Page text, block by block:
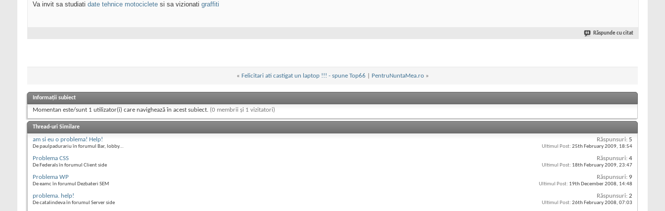
Va invit sa studiati date tehnice motociclete si sa vizionati graffiti
Răspunde cu citat
« Felicitari ati castigat un laptop !!! - spune Top66 PentruNuntaMea.ro »
Informații subiect
Momentan este/sunt 1 utilizator(i) care navighează în acest subiect. (0 membrii și 1 vizitatori)
Thread-uri Similare
am si eu o problema! Help!
De paulpadurariu în forumul Bar, lobby...
Răspunsuri: 5
Ultimul Post: 25th February 2009, 18:54
Problema CSS
De Federals în forumul Client side
Răspunsuri: 4
Ultimul Post: 18th February 2009, 23:47
Problema WP
De eamc în forumul Dezbateri SEM
Răspunsuri: 9
Ultimul Post: 19th December 2008, 14:48
problema. help!
De catalindeva în forumul Server side
Răspunsuri: 2
Ultimul Post: 26th February 2008, 07:03